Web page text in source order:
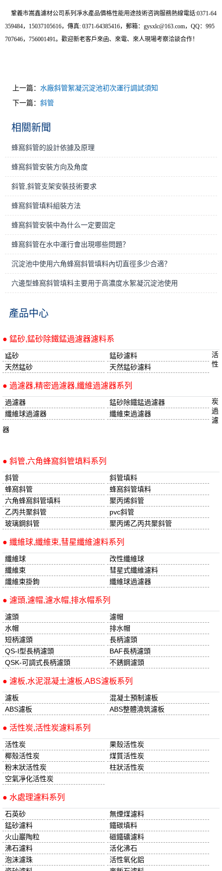
鞏義市嵩鑫濾材公司系列凈水產品價格性能用途技術咨詢服務熱線電話:0371-64
359484， 15037105616， 傳真: 0371-64385416， 郵箱： gysxlc@163.com， QQ： 995
707646， 756001491。歡迎新老客戶來函、來電、來人現場考察洽談合作！
上一篇： 水廠斜管絮凝沉淀池初次運行調試須知
下一篇： 斜管
相關新聞
蜂窩斜管的設計依據及原理
蜂窩斜管安裝方向及角度
斜管,斜管支架安裝技術要求
蜂窩斜管填料組裝方法
蜂窩斜管安裝中為什么一定要固定
蜂窩斜管在水中運行會出現哪些問題？
沉淀池中使用六角蜂窩斜管填料內切直徑多少合適？
六邊型蜂窩斜管填料主要用于高濃度水絮凝沉淀池使用
產品中心
● 錳砂,錳砂除鐵錳過濾器濾料系
錳砂
錳砂濾料
天然錳砂
天然錳砂濾料
● 過濾器,精密過濾器,纖維過濾器系列
過濾器
錳砂除鐵錳過濾器
纖維球過濾器
纖維束過濾器
活
性
炭
過
濾
器
● 斜管,六角蜂窩斜管填料系列
斜管
斜管填料
蜂窩斜管
蜂窩斜管填料
六角蜂窩斜管填料
聚丙烯斜管
乙丙共聚斜管
pvc斜管
玻璃鋼斜管
聚丙烯乙丙共聚斜管
● 纖維球,纖維束,彗星纖維濾料系列
纖維球
改性纖維球
纖維束
彗星式纖維濾料
纖維束掛鉤
纖維球過濾器
● 濾頭,濾帽,濾水帽,排水帽系列
濾頭
濾帽
水帽
排水帽
短柄濾頭
長柄濾頭
QS-I型長柄濾頭
BAF長柄濾頭
QSK-可調式長柄濾頭
不銹鋼濾頭
● 濾板,水泥混凝土濾板,ABS濾板系列
濾板
混凝土預制濾板
ABS濾板
ABS整體澆筑濾板
● 活性炭,活性炭濾料系列
活性炭
果殼活性炭
椰殼活性炭
煤質活性炭
粉末狀活性炭
柱狀活性炭
空氣凈化活性炭
● 水處理濾料系列
石英砂
無煙煤濾料
錳砂濾料
鐵碳填料
火山巖陶粒
磁鐵礦濾料
沸石濾料
活化沸石
泡沫濾珠
活性氧化鋁